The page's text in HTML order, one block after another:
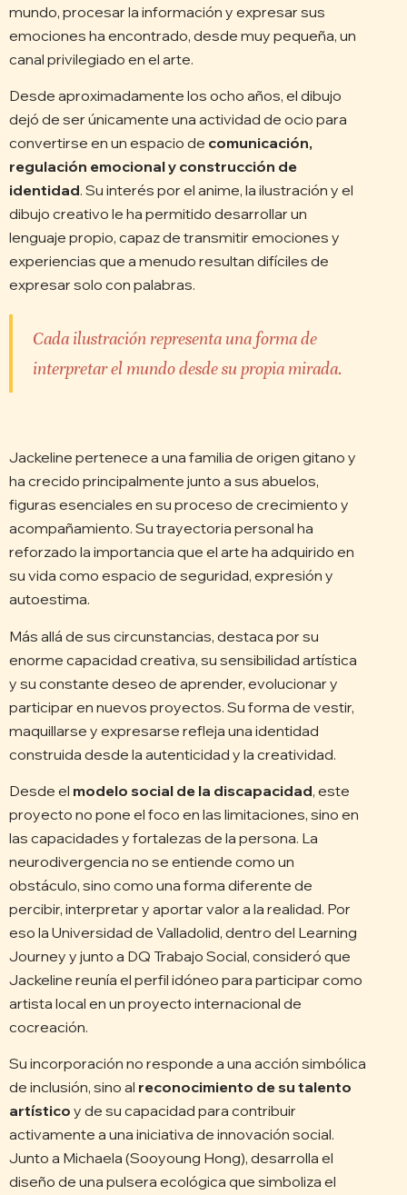
mundo, procesar la información y expresar sus
emociones ha encontrado, desde muy pequeña, un
canal privilegiado en el arte.
Desde aproximadamente los ocho años, el dibujo
dejó de ser únicamente una actividad de ocio para
convertirse en un espacio de comunicación,
regulación emocional y construcción de
identidad. Su interés por el anime, la ilustración y el
dibujo creativo le ha permitido desarrollar un
lenguaje propio, capaz de transmitir emociones y
experiencias que a menudo resultan difíciles de
expresar solo con palabras.
Cada ilustración representa una forma de
interpretar el mundo desde su propia mirada.
Jackeline pertenece a una familia de origen gitano y
ha crecido principalmente junto a sus abuelos,
figuras esenciales en su proceso de crecimiento y
acompañamiento. Su trayectoria personal ha
reforzado la importancia que el arte ha adquirido en
su vida como espacio de seguridad, expresión y
autoestima.
Más allá de sus circunstancias, destaca por su
enorme capacidad creativa, su sensibilidad artística
y su constante deseo de aprender, evolucionar y
participar en nuevos proyectos. Su forma de vestir,
maquillarse y expresarse refleja una identidad
construida desde la autenticidad y la creatividad.
Desde el modelo social de la discapacidad, este
proyecto no pone el foco en las limitaciones, sino en
las capacidades y fortalezas de la persona. La
neurodivergencia no se entiende como un
obstáculo, sino como una forma diferente de
percibir, interpretar y aportar valor a la realidad. Por
eso la Universidad de Valladolid, dentro del Learning
Journey y junto a DQ Trabajo Social, consideró que
Jackeline reunía el perfil idóneo para participar como
artista local en un proyecto internacional de
cocreación.
Su incorporación no responde a una acción simbólica
de inclusión, sino al reconocimiento de su talento
artístico y de su capacidad para contribuir
activamente a una iniciativa de innovación social.
Junto a Michaela (Sooyoung Hong), desarrolla el
diseño de una pulsera ecológica que simboliza el